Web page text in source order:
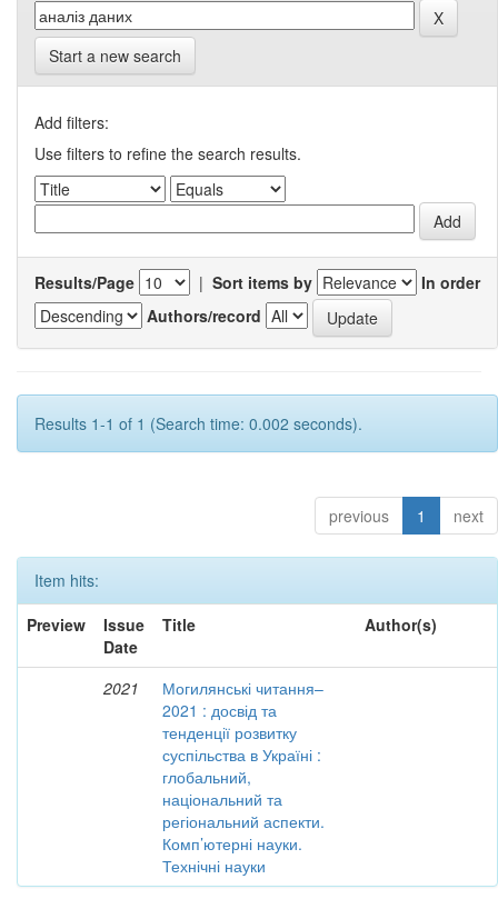
Start a new search
Add filters:
Use filters to refine the search results.
Results/Page | Sort items by
In order
Authors/record
Results 1-1 of 1 (Search time: 0.002 seconds).
previous 1 next
Item hits:
Preview
Issue
Date
Title Author(s)
2021
Могилянські читання–
2021 : досвід та
тенденції розвитку
суспільства в Україні :
глобальний,
національний та
регіональний аспекти.
Комп’ютерні науки.
Технічні науки